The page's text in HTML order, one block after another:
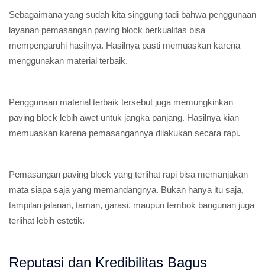
Sebagaimana yang sudah kita singgung tadi bahwa penggunaan
layanan pemasangan paving block berkualitas bisa
mempengaruhi hasilnya. Hasilnya pasti memuaskan karena
menggunakan material terbaik.
Penggunaan material terbaik tersebut juga memungkinkan
paving block lebih awet untuk jangka panjang. Hasilnya kian
memuaskan karena pemasangannya dilakukan secara rapi.
Pemasangan paving block yang terlihat rapi bisa memanjakan
mata siapa saja yang memandangnya. Bukan hanya itu saja,
tampilan jalanan, taman, garasi, maupun tembok bangunan juga
terlihat lebih estetik.
Reputasi dan Kredibilitas Bagus